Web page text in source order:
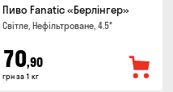
Пиво Fanatic «Берлінгер»
Світле, Нефільтроване, 4.5°
70,90
грн за 1 кг